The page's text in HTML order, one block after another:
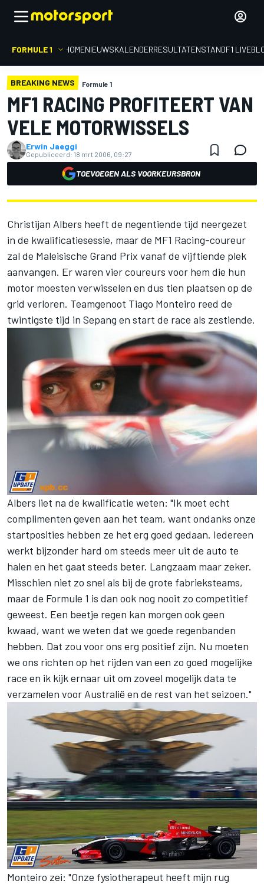
FORMULE 1 HOMENIEUWSKALENDERRESULTATENSTANDF1
BREAKING NEWS Formule 1
MF1 RACING PROFITEERT VAN
VELE MOTORWISSELS
Erwin Jaeggi
Gepubliceerd: 18 mrt 2006, 09:27
TOEVOEGEN ALS VOORKEURSBRON
Christijan Albers heeft de negentiende tijd neergezet
in de kwalificatiesessie, maar de MF1 Racing-coureur
zal de Maleisische Grand Prix vanaf de vijftiende plek
aanvangen. Er waren vier coureurs voor hem die hun
motor moesten verwisselen en dus tien plaatsen op de
grid verloren. Teamgenoot Tiago Monteiro reed de
twintigste tijd in Sepang en start de race als zestiende.
Albers liet na de kwalificatie weten: "Ik moet echt
complimenten geven aan het team, want ondanks onze
startposities hebben ze het erg goed gedaan. Iedereen
werkt bijzonder hard om steeds meer uit de auto te
halen en het gaat steeds beter. Langzaam maar zeker.
Misschien niet zo snel als bij de grote fabrieksteams,
maar de Formule 1 is dan ook nog nooit zo competitief
geweest. Een beetje regen kan morgen ook geen
kwaad, want we weten dat we goede regenbanden
hebben. Dat zou voor ons erg positief zijn. Nu moeten
we ons richten op het rijden van een zo goed mogelijke
race en ik kijk ernaar uit om zoveel mogelijk data te
verzamelen voor Australië en de rest van het seizoen."
Monteiro zei: "Onze fysiotherapeut heeft mijn rug